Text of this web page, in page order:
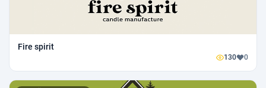
Fire spirit
130 0